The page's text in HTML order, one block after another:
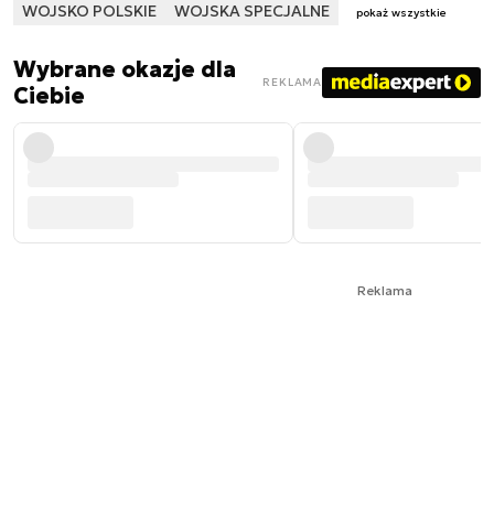
WOJSKO POLSKIE
WOJSKA SPECJALNE pokaż wszystkie
Wybrane okazje dla
Ciebie
REKLAMA
Reklama